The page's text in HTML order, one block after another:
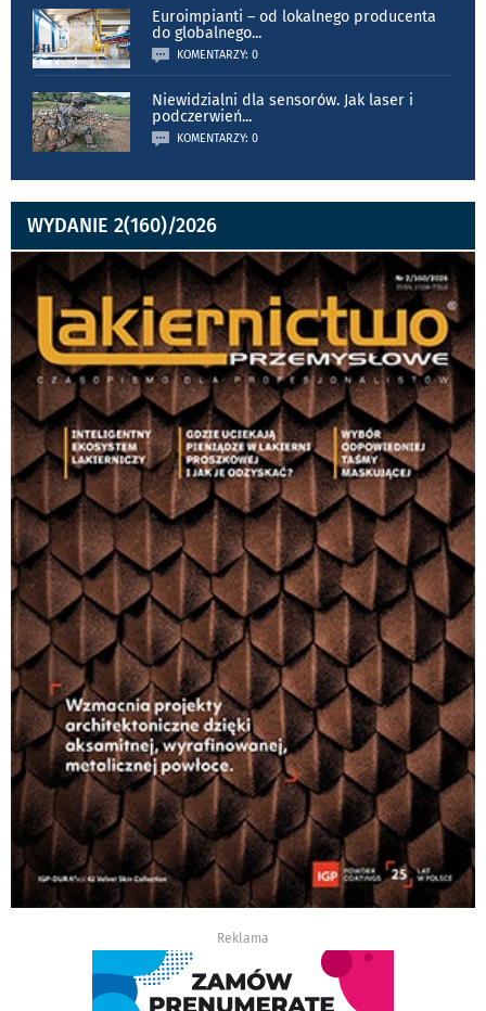
Euroimpianti – od lokalnego producenta
do globalnego...
KOMENTARZY: 0
Niewidzialni dla sensorów. Jak laser i
podczerwień...
KOMENTARZY: 0
WYDANIE 2(160)/2026
Reklama